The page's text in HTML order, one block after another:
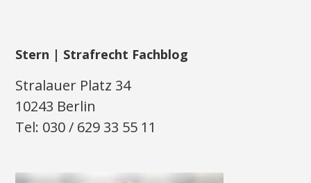
Stern | Strafrecht Fachblog
Stralauer Platz 34
10243 Berlin
Tel: 030 / 629 33 55 11